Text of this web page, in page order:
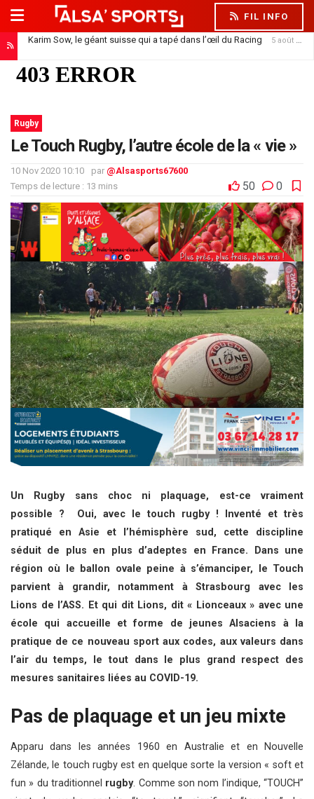
FIL INFO
Karim Sow, le géant suisse qui a tapé dans l’œil du Racing 5 août 2026
Rugby
Le Touch Rugby, l’autre école de la « vie »
10 Nov 2020 10:10 par @Alsasports67600
Temps de lecture : 13 mins
50 0
Un Rugby sans choc ni plaquage, est-ce vraiment
possible ? Oui, avec le touch rugby ! Inventé et très
pratiqué en Asie et l’hémisphère sud, cette discipline
séduit de plus en plus d’adeptes en France. Dans une
région où le ballon ovale peine à s’émanciper, le Touch
parvient à grandir, notamment à Strasbourg avec les
Lions de l’ASS. Et qui dit Lions, dit « Lionceaux » avec une
école qui accueille et forme de jeunes Alsaciens à la
pratique de ce nouveau sport aux codes, aux valeurs dans
l’air du temps, le tout dans le plus grand respect des
mesures sanitaires liées au COVID-19.
Pas de plaquage et un jeu mixte
Apparu dans les années 1960 en Australie et en Nouvelle
Zélande, le touch rugby est en quelque sorte la version « soft et
fun » du traditionnel rugby. Comme son nom l’indique, “TOUCH”